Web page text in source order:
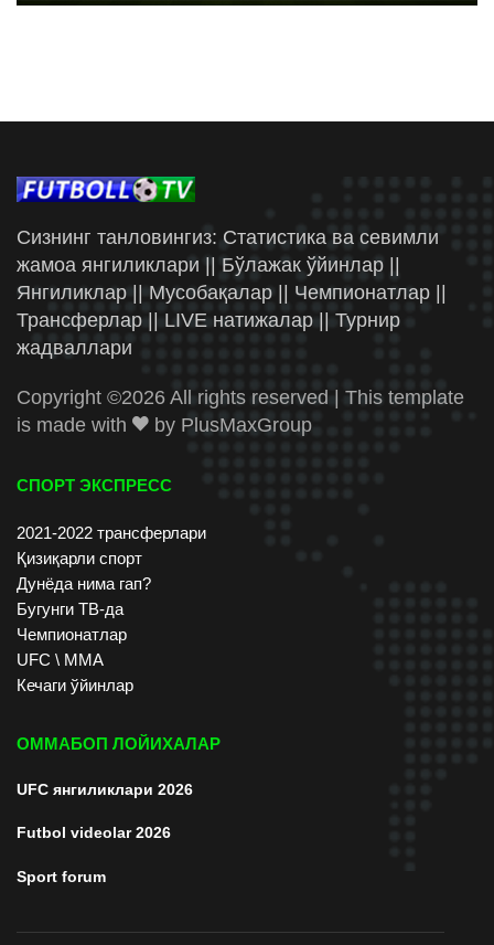
Сизнинг танловингиз: Статистика ва севимли
жамоа янгиликлари || Бўлажак ўйинлар ||
Янгиликлар || Мусобақалар || Чемпионатлар ||
Трансферлар || LIVE натижалар || Турнир
жадваллари
Copyright ©2026 All rights reserved | This template
is made with
by PlusMaxGroup
СПОРТ ЭКСПРЕСС
2021-2022 трансферлари
Қизиқарли спорт
Дунёда нима гап?
Бугунги ТВ-да
Чемпионатлар
UFC \ ММА
Кечаги ўйинлар
ОММАБОП ЛОЙИХАЛАР
UFC янгиликлари 2026
Futbol videolar 2026
Sport forum